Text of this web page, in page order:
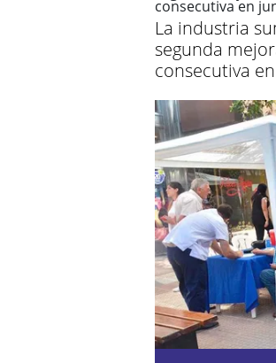
La industria
segunda
consecutiva